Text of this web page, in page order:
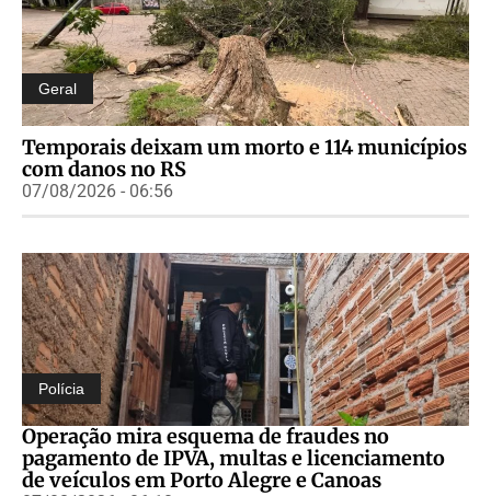
Geral
Temporais deixam um morto e 114 municípios
com danos no RS
07/08/2026 - 06:56
Polícia
Operação mira esquema de fraudes no
pagamento de IPVA, multas e licenciamento
de veículos em Porto Alegre e Canoas